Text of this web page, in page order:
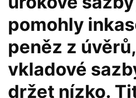
pomohly
peněz z
vkladové
držet nízko.